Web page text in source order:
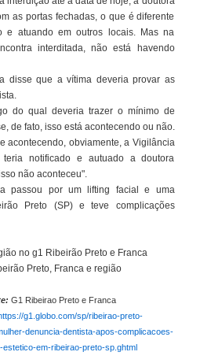
as portas fechadas, o que é diferente
e atuando em outros locais. Mas na
interditada, não está havendo
disse que a vítima deveria provar as
do qual deveria trazer o mínimo de
de fato, isso está acontecendo ou não.
acontecendo, obviamente, a Vigilância
notificado e autuado a doutora
não aconteceu".
passou por um lifting facial e uma
Preto (SP) e teve complicações
no g1 Ribeirão Preto e Franca
Preto, Franca e região
G1 Ribeirao Preto e Franca
g1.globo.com/sp/ribeirao-preto-
denuncia-dentista-apos-complicacoes-
estetico-em-ribeirao-preto-sp.ghtml